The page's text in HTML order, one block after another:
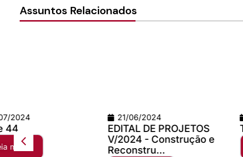
Assuntos Relacionados
21/06/2024
EDITAL DE PROJETOS
V/2024 - Construção e
Reconstru...
24/06/2026
Teste Concilio
Leia mais